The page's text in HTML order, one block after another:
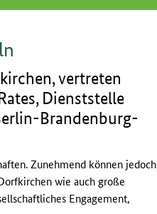
vertreten
Dienststelle
Brandenburg-
Zunehmend können jedoch
wie auch große
Engagement,